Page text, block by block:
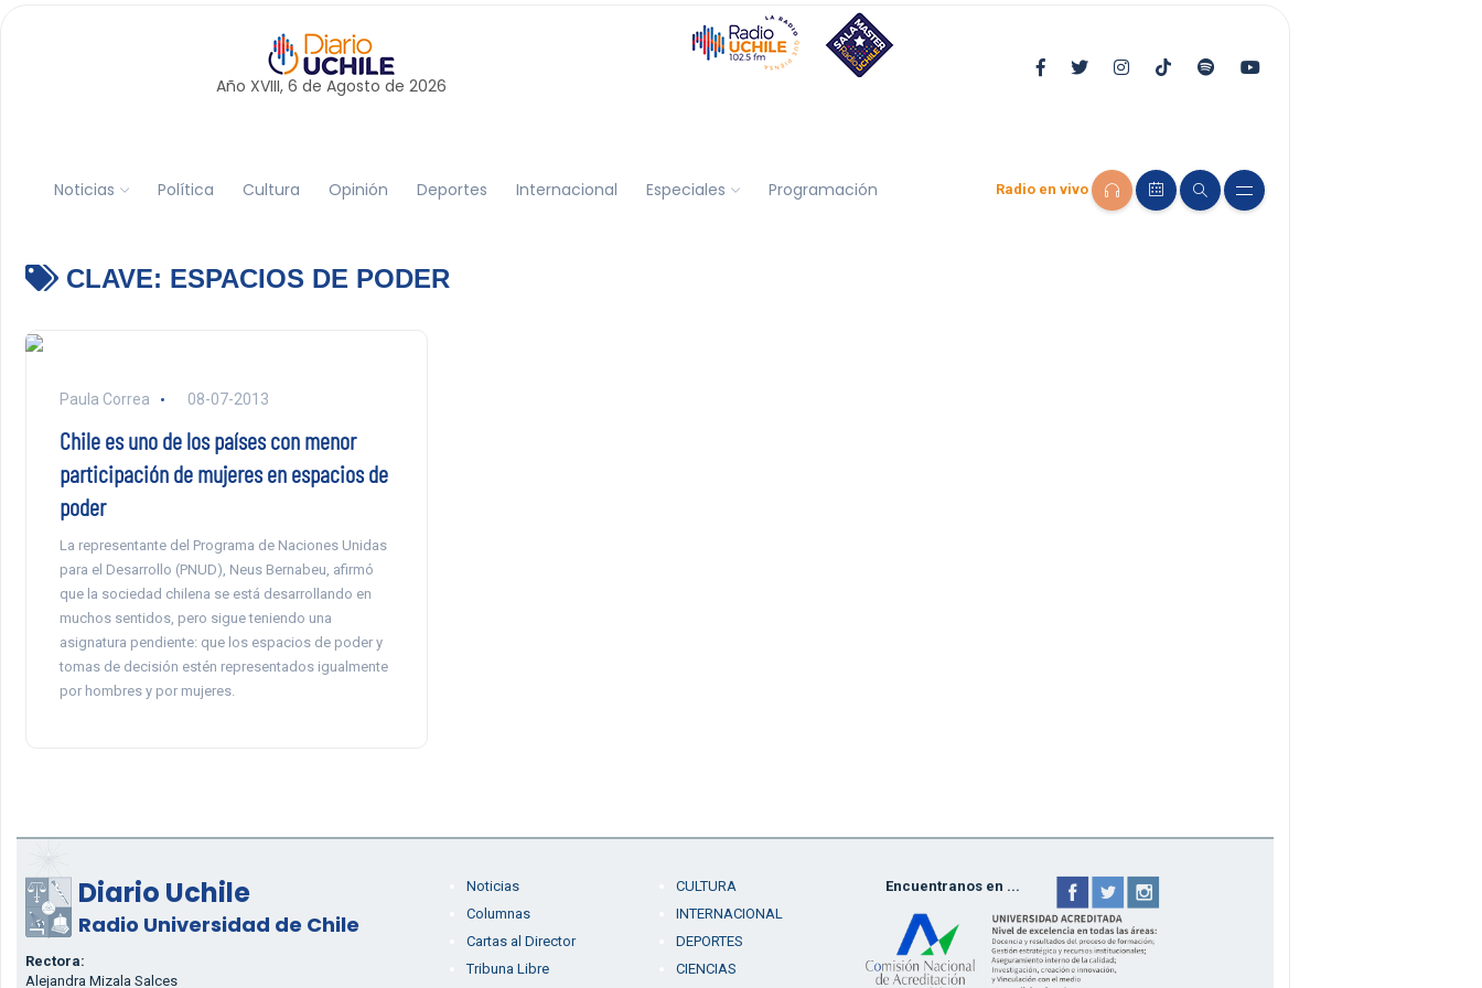
Año XVIII, 6 de Agosto de 2026
Noticias Política Cultura Opinión Deportes Internacional Especiales Programación Radio en vivo
CLAVE: ESPACIOS DE PODER
Paula Correa 08-07-2013
Chile es uno de los países con menor
participación de mujeres en espacios de
poder
La representante del Programa de Naciones Unidas
para el Desarrollo (PNUD), Neus Bernabeu, afirmó
que la sociedad chilena se está desarrollando en
muchos sentidos, pero sigue teniendo una
asignatura pendiente: que los espacios de poder y
tomas de decisión estén representados igualmente
por hombres y por mujeres.
Diario Uchile
Radio Universidad de Chile
Rectora:
Alejandra Mizala Salces
Noticias
Columnas
Cartas al Director
Tribuna Libre
CULTURA
INTERNACIONAL
DEPORTES
CIENCIAS
Encuentranos en ...